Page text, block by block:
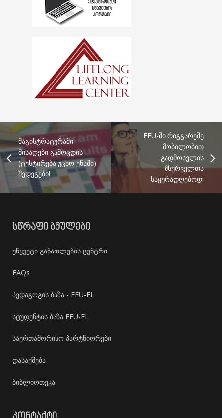
მაგისტრატურაში
მისაღები გამოცდის
(ტესტირება უცხო ენაში)
შედეგები!
EEU-ში რიგგარეშე
მობილობით
გადმოსვლის
მსურველთა
საყურადღებოდ!
ᲡᲬᲠᲐᲤᲘ ᲑᲛᲣᲚᲔᲑᲘ
უწყვეტი განათლების ცენტრი
FAQs
პედაგოგის ბაზა - EEU-EL
სტუდენტის ბაზა EEU-EL
საერთაშორისო პარტნიორები
დასაქმება
ბიბლიოთეკა